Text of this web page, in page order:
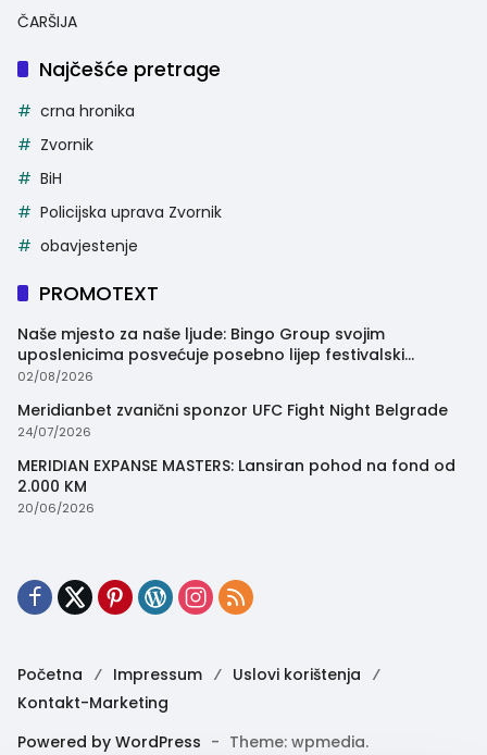
ČARŠIJA
Najčešće pretrage
crna hronika
Zvornik
BiH
Policijska uprava Zvornik
obavjestenje
PROMOTEXT
Naše mjesto za naše ljude: Bingo Group svojim
uposlenicima posvećuje posebno lijep festivalski
trenutak
02/08/2026
Meridianbet zvanični sponzor UFC Fight Night Belgrade
24/07/2026
MERIDIAN EXPANSE MASTERS: Lansiran pohod na fond od
2.000 KM
20/06/2026
Početna Impressum
Uslovi korištenja
Kontakt-Marketing
Powered by WordPress - Theme: wpmedia.